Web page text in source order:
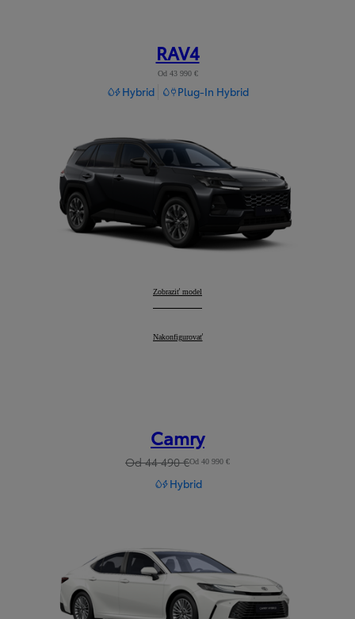
RAV4
Od 43 990 €
Hybrid Plug-In Hybrid
RAV4:
Zobraziť model
RAV4:
Nakonfigurovať
Camry
Od 44 490 €Od 40 990 €
Hybrid